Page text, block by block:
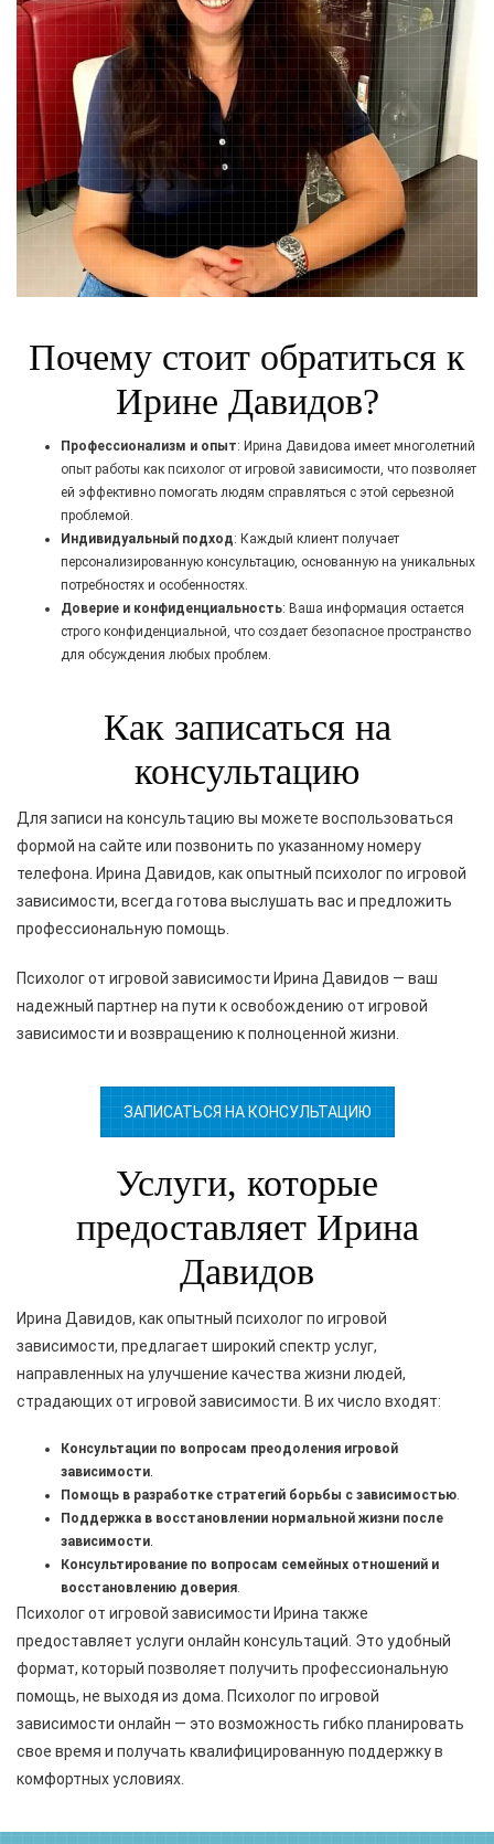
Почему стоит обратиться к
Ирине Давидов?
Профессионализм и опыт: Ирина Давидова имеет многолетний
опыт работы как психолог от игровой зависимости, что позволяет
ей эффективно помогать людям справляться с этой серьезной
проблемой.
Индивидуальный подход: Каждый клиент получает
персонализированную консультацию, основанную на уникальных
потребностях и особенностях.
Доверие и конфиденциальность: Ваша информация остается
строго конфиденциальной, что создает безопасное пространство
для обсуждения любых проблем.
Как записаться на
консультацию
Для записи на консультацию вы можете воспользоваться
формой на сайте или позвонить по указанному номеру
телефона. Ирина Давидов, как опытный психолог по игровой
зависимости, всегда готова выслушать вас и предложить
профессиональную помощь.
Психолог от игровой зависимости Ирина Давидов — ваш
надежный партнер на пути к освобождению от игровой
зависимости и возвращению к полноценной жизни.
ЗАПИСАТЬСЯ НА КОНСУЛЬТАЦИЮ
Услуги, которые
предоставляет Ирина
Давидов
Ирина Давидов, как опытный психолог по игровой
зависимости, предлагает широкий спектр услуг,
направленных на улучшение качества жизни людей,
страдающих от игровой зависимости. В их число входят:
Консультации по вопросам преодоления игровой
зависимости.
Помощь в разработке стратегий борьбы с зависимостью.
Поддержка в восстановлении нормальной жизни после
зависимости.
Консультирование по вопросам семейных отношений и
восстановлению доверия.
Психолог от игровой зависимости Ирина также
предоставляет услуги онлайн консультаций. Это удобный
формат, который позволяет получить профессиональную
помощь, не выходя из дома. Психолог по игровой
зависимости онлайн — это возможность гибко планировать
свое время и получать квалифицированную поддержку в
комфортных условиях.